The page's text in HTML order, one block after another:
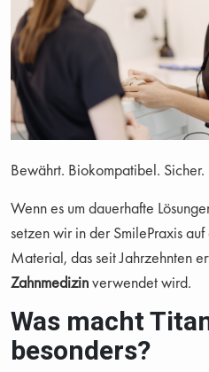
Bewährt. Biokompatibel. Sicher.
Wenn es um dauerhafte
setzen wir in der SmilePraxis
Material, das seit Jahrzehnten
Zahnmedizinverwendet wird.
Was macht
besonders?